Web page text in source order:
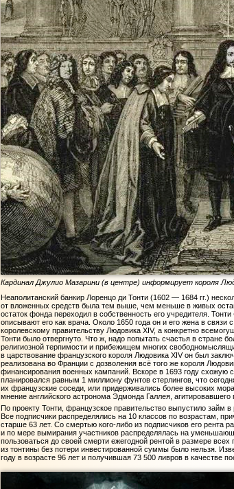
Кардинал Джулио Мазарини (в центре) информирует короля
Неаполитанский банкир Лоренцо ди Тонти (1602 — 1684 гг.)
от вложенных средств была тем выше, чем меньше в живых
остаток фонда переходил в собственность его учредителя.
описывают его как врача. Около 1650 года он и его жена в
королевскому правительству Людовика XIV, а конкретно
Тонти было отвергнуто. Что ж, надо попытать счастья в
религиозной терпимости и прибежищем многих
в царствование французского короля Людовика XIV он был
реализована во Франции с дозволения всё того же короля
финансирования военных кампаний. Вскоре в 1693 году схожую
планировался равным 1 миллиону фунтов стерлингов, что
их французские соседи, или придерживались более высоких
мнение английского астронома Эдмонда Галлея,
По проекту Тонти, французское правительство выпустило займ
Все подписчики распределялись на 10 классов по возрастам,
старше 63 лет. Со смертью кого-либо из подписчиков его рента
и по мере вымирания участников распределялась на
пользоваться до своей смерти ежегодной рентой в размере
из тонтины без потери инвестированной суммы было нельзя.
году в возрасте 96 лет и получившая 73 500 ливров в качестве